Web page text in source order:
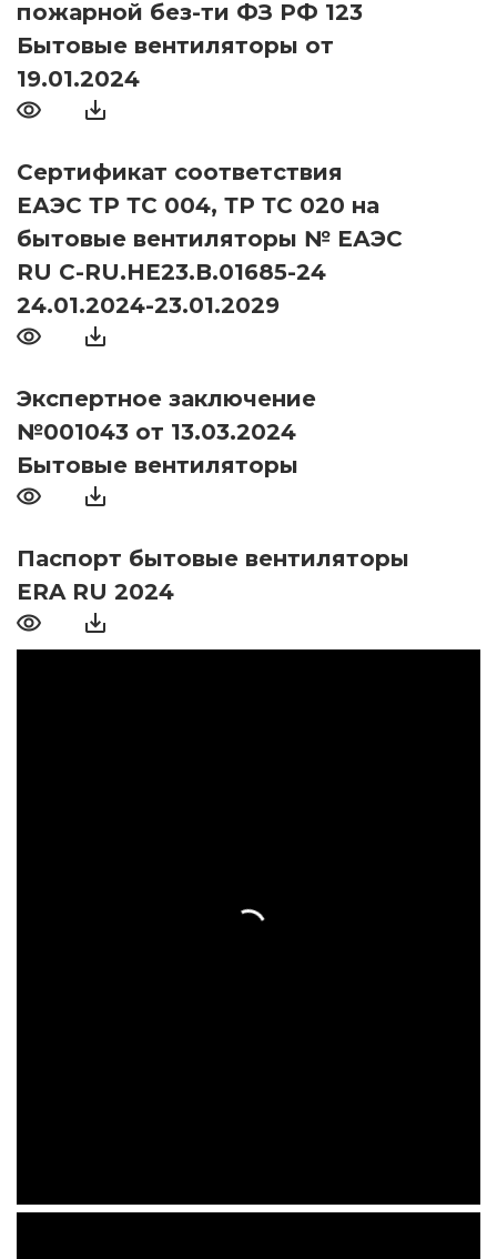
пожарной без-ти ФЗ РФ 123
Бытовые вентиляторы от
19.01.2024
Сертификат соответствия
ЕАЭС ТР ТС 004, ТР ТС 020 на
бытовые вентиляторы № ЕАЭС
RU С-RU.НЕ23.В.01685-24
24.01.2024-23.01.2029
Экспертное заключение
№001043 от 13.03.2024
Бытовые вентиляторы
Паспорт бытовые вентиляторы
ERA RU 2024